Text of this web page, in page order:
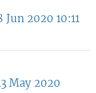
Jun 2020 10:11
May 2020